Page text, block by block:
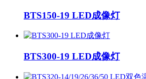
BTS150-19 LED成像灯
BTS300-19 LED成像灯